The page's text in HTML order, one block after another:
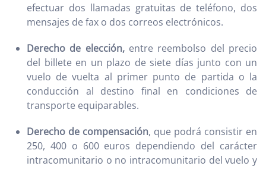
efectuar dos llamadas gratuitas de teléfono, dos
mensajes de fax o dos correos electrónicos.
Derecho de elección, entre reembolso del precio
del billete en un plazo de siete días junto con un
vuelo de vuelta al primer punto de partida o la
conducción al destino final en condiciones de
transporte equiparables.
Derecho de compensación, que podrá consistir en
250, 400 o 600 euros dependiendo del carácter
intracomunitario o no intracomunitario del vuelo y